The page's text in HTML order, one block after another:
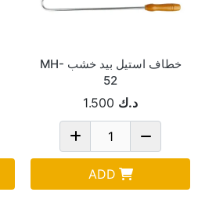
خطاف استيل بيد خشب MH-
52
د.ك 1.500
ADD